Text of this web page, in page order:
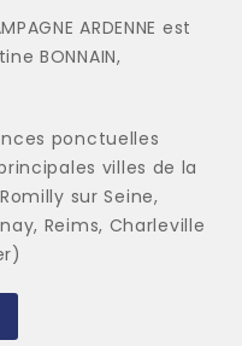
ARDENNE est
BONNAIN,
ponctuelles
villes de la
sur Seine,
Reims, Charleville